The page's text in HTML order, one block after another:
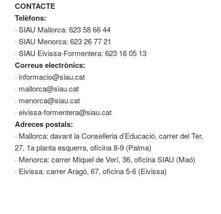
CONTACTE
Telèfons:
· SIAU Mallorca: 623 58 66 44
· SIAU Menorca: 623 26 77 21
· SIAU Eivissa-Formentera: 623 16 05 13
Correus electrònics:
· informacio@siau.cat
· mallorca@siau.cat
· menorca@siau.cat
· eivissa-formentera@siau.cat
Adreces postals:
· Mallorca: davant la Conselleria d’Educació, carrer del Ter,
27, 1a planta esquerra, oficina 8-9 (Palma)
· Menorca: carrer Miquel de Verí, 36, oficina SIAU (Maó)
· Eivissa: carrer Aragó, 67, oficina 5-6 (Eivissa)